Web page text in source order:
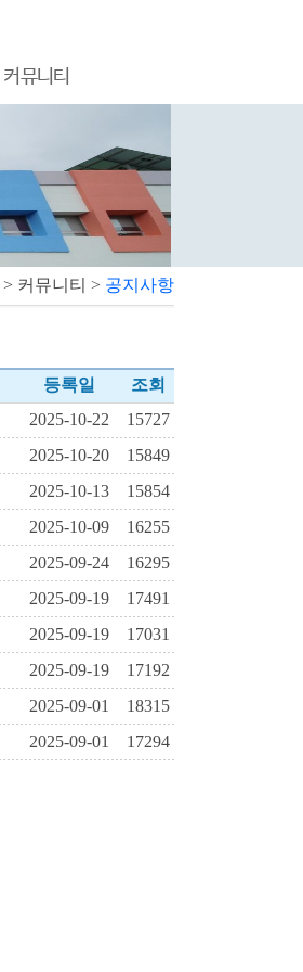
커뮤니티
> 커뮤니티 > 공지사항
등록일
조회
2025-10-22
15727
2025-10-20
15849
2025-10-13
15854
2025-10-09
16255
2025-09-24
16295
2025-09-19
17491
2025-09-19
17031
2025-09-19
17192
2025-09-01
18315
2025-09-01 17294